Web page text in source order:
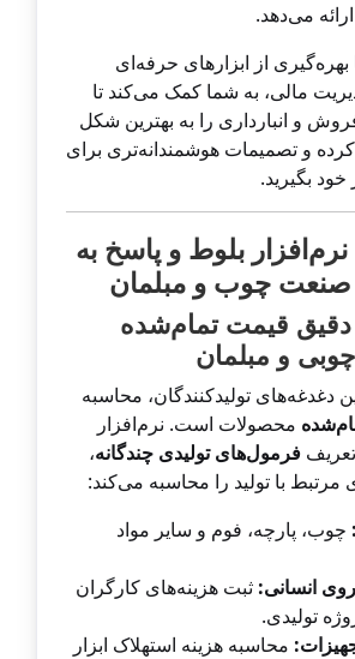
می‌دهد.
بهره‌گیری از ابزارهای حرفه‌ای
مالی، به شما کمک می‌کند تا
و انبارداری را به بهترین شکل
و تصمیمات هوشمندانه‌تری برای
بگیرید.
بلوط و پاسخ به
چوب و مبلمان
دقیق قیمت تمام‌شده
و مبلمان
دغدغه‌های تولیدکنندگان، محاسبه
محصولات است. نرم‌افزار
فرمول‌های تولیدی چندگانه،
مرتبط با تولید را محاسبه می‌کند:
چوب، پارچه، فوم و سایر مواد
انسانی: ثبت هزینه‌های کارگران
تولیدی.
محاسبه هزینه استهلاک ابزار